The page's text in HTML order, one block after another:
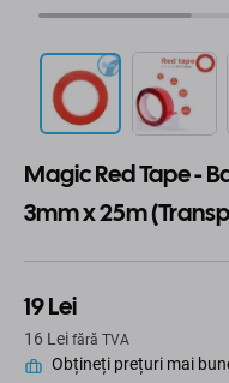
Magic Red Tape -
3mm x 25m
19 Lei
16 Lei fără TVA
Obțineți prețuri mai